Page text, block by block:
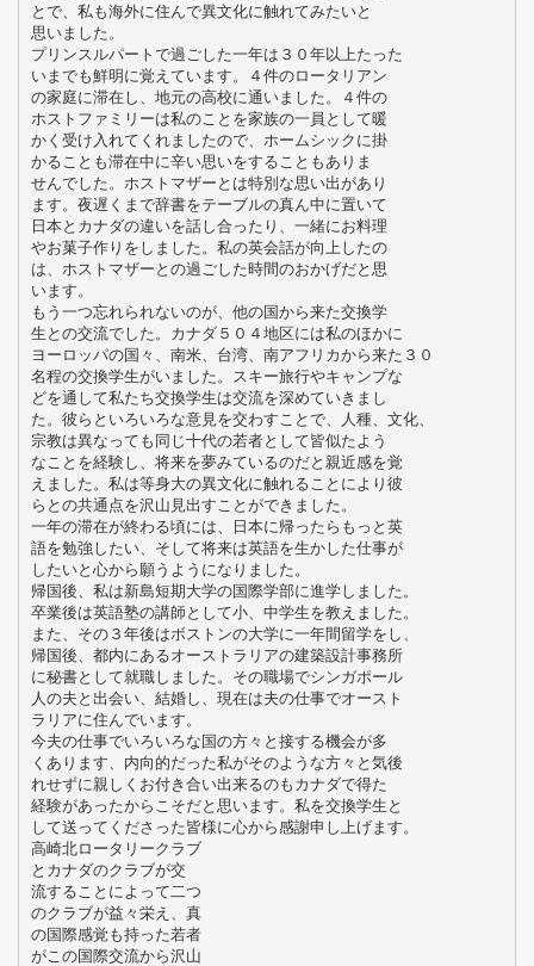
とで、私も海外に住んで異文化に触れてみたいと
思いました。
プリンスルパートで過ごした一年は３０年以上たった
いまでも鮮明に覚えています。４件のロータリアン
の家庭に滞在し、地元の高校に通いました。４件の
ホストファミリーは私のことを家族の一員として暖
かく受け入れてくれましたので、ホームシックに掛
かることも滞在中に辛い思いをすることもありま
せんでした。ホストマザーとは特別な思い出があり
ます。夜遅くまで辞書をテーブルの真ん中に置いて
日本とカナダの違いを話し合ったり、一緒にお料理
やお菓子作りをしました。私の英会話が向上したの
は、ホストマザーとの過ごした時間のおかげだと思
います。
もう一つ忘れられないのが、他の国から来た交換学
生との交流でした。カナダ５０４地区には私のほかに
ヨーロッパの国々、南米、台湾、南アフリカから来た３０
名程の交換学生がいました。スキー旅行やキャンプな
どを通して私たち交換学生は交流を深めていきまし
た。彼らといろいろな意見を交わすことで、人種、文化、
宗教は異なっても同じ十代の若者として皆似たよう
なことを経験し、将来を夢みているのだと親近感を覚
えました。私は等身大の異文化に触れることにより彼
らとの共通点を沢山見出すことができました。
一年の滞在が終わる頃には、日本に帰ったらもっと英
語を勉強したい、そして将来は英語を生かした仕事が
したいと心から願うようになりました。
帰国後、私は新島短期大学の国際学部に進学しました。
卒業後は英語塾の講師として小、中学生を教えました。
また、その３年後はボストンの大学に一年間留学をし、
帰国後、都内にあるオーストラリアの建築設計事務所
に秘書として就職しました。その職場でシンガポール
人の夫と出会い、結婚し、現在は夫の仕事でオースト
ラリアに住んでいます。
今夫の仕事でいろいろな国の方々と接する機会が多
くあります、内向的だった私がそのような方々と気後
れせずに親しくお付き合い出来るのもカナダで得た
経験があったからこそだと思います。私を交換学生と
して送ってくださった皆様に心から感謝申し上げます。
高崎北ロータリークラブ
とカナダのクラブが交
流することによって二つ
のクラブが益々栄え、真
の国際感覚も持った若者
がこの国際交流から沢山